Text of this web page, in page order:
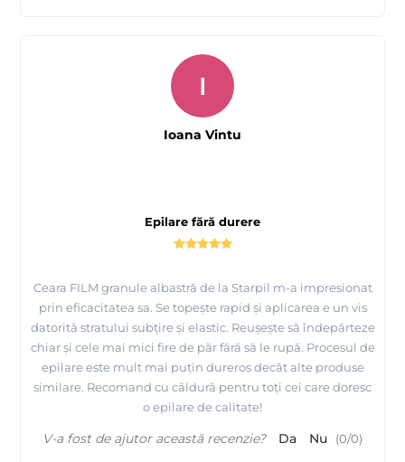
Epilare fără durere
Ceara FILM granule albastră de la Starpil m-a impresionat
prin eficacitatea sa. Se topește rapid și aplicarea e un vis
datorită stratului subțire și elastic. Reușește să îndepărteze
chiar și cele mai mici fire de păr fără să le rupă. Procesul de
epilare este mult mai puțin dureros decât alte produse
similare. Recomand cu căldură pentru toți cei care doresc
o epilare de calitate!
I
Ioana Vintu
V-a fost de ajutor această recenzie? Da Nu (0/0)